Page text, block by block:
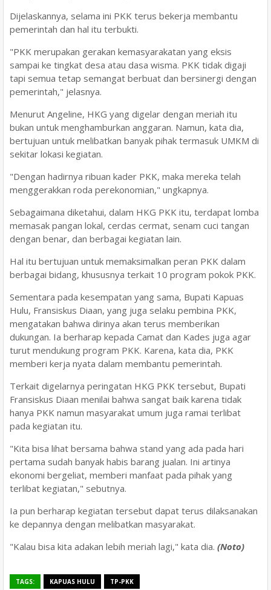
Dijelaskannya, selama ini PKK terus bekerja membantu
pemerintah dan hal itu terbukti.
"PKK merupakan gerakan kemasyarakatan yang eksis
sampai ke tingkat desa atau dasa wisma. PKK tidak digaji
tapi semua tetap semangat berbuat dan bersinergi dengan
pemerintah," jelasnya.
Menurut Angeline, HKG yang digelar dengan meriah itu
bukan untuk menghamburkan anggaran. Namun, kata dia,
bertujuan untuk melibatkan banyak pihak termasuk UMKM di
sekitar lokasi kegiatan.
"Dengan hadirnya ribuan kader PKK, maka mereka telah
menggerakkan roda perekonomian," ungkapnya.
Sebagaimana diketahui, dalam HKG PKK itu, terdapat lomba
memasak pangan lokal, cerdas cermat, senam cuci tangan
dengan benar, dan berbagai kegiatan lain.
Hal itu bertujuan untuk memaksimalkan peran PKK dalam
berbagai bidang, khususnya terkait 10 program pokok PKK.
Sementara pada kesempatan yang sama, Bupati Kapuas
Hulu, Fransiskus Diaan, yang juga selaku pembina PKK,
mengatakan bahwa dirinya akan terus memberikan
dukungan. Ia berharap kepada Camat dan Kades juga agar
turut mendukung program PKK. Karena, kata dia, PKK
memberi kerja nyata dalam membantu pemerintah.
Terkait digelarnya peringatan HKG PKK tersebut, Bupati
Fransiskus Diaan menilai bahwa sangat baik karena tidak
hanya PKK namun masyarakat umum juga ramai terlibat
pada kegiatan itu.
"Kita bisa lihat bersama bahwa stand yang ada pada hari
pertama sudah banyak habis barang jualan. Ini artinya
ekonomi bergeliat, memberi manfaat pada pihak yang
terlibat kegiatan," sebutnya.
Ia pun berharap kegiatan tersebut dapat terus dilaksanakan
ke depannya dengan melibatkan masyarakat.
"Kalau bisa kita adakan lebih meriah lagi," kata dia. (Noto)
TAGS: KAPUAS HULU TP-PKK